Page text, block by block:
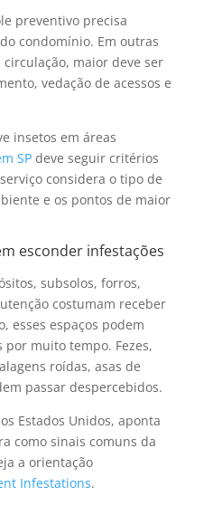
preventivo precisa
condomínio. Em outras
maior deve ser
vedação de acessos e
insetos em áreas
SPdeve seguir critérios
considera o tipo de
e os pontos de maior
esconder infestações
subsolos, forros,
costumam receber
esses espaços podem
muito tempo. Fezes,
roídas, asas de
passar despercebidos.
Estados Unidos, aponta
como sinais comuns da
a orientação
Infestations.